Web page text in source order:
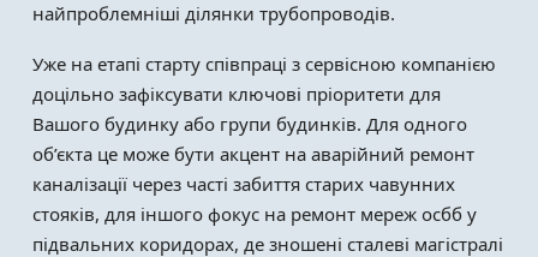
найпроблемніші ділянки трубопроводів.
Уже на етапі старту співпраці з сервісною компанією
доцільно зафіксувати ключові пріоритети для
Вашого будинку або групи будинків. Для одного
об’єкта це може бути акцент на аварійний ремонт
каналізації через часті забиття старих чавунних
стояків, для іншого фокус на ремонт мереж осбб у
підвальних коридорах, де зношені сталеві магістралі